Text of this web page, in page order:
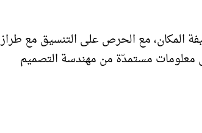
المكان، مع الحرص على التنسيق مع طراز
في معلومات مستمدّة من مهندسة التصميم